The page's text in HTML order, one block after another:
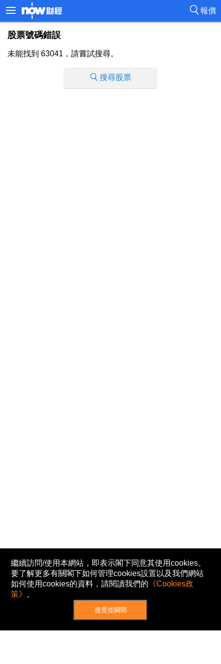
報價
股票號碼錯誤
未能找到 63041，請嘗試搜尋。
搜尋股票
繼續訪問/使用本網站，即表示閣下同意其使用cookies。
要了解更多有關閣下如何管理cookies設置以及我們網站
如何使用cookies的資料，請閱讀我們的 《Cookies政
策》 。
接受並關閉